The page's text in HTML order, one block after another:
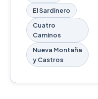
El Sardinero
Cuatro
Caminos
Nueva Montaña
y Castros